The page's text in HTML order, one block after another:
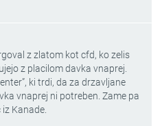
z zlatom kot cfd, ko zelis
z placilom davka vnaprej.
ki trdi, da za drzavljane
vnaprej ni potreben. Zame pa
Kanade.